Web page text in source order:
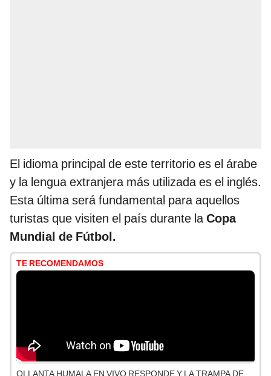
El idioma principal de este territorio es el árabe
y la lengua extranjera más utilizada es el inglés.
Esta última será fundamental para aquellos
turistas que visiten el país durante laCopa
Mundial de Fútbol.
TE RECOMENDAMOS
OLLANTA HUMALA EN VIVO RESPONDE Y LA TRAMPA DE